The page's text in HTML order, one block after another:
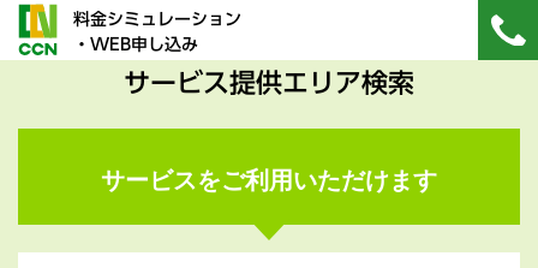
料金シミュレーション
・WEB申し込み
サービス提供エリア検索
サービスをご利用いただけます